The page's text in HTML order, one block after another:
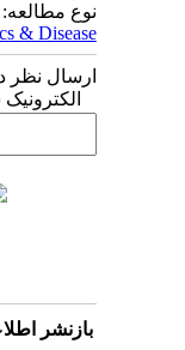
نوع مطالعه:
& Disease
ارسال نظر
الکترونیک
بازنشر